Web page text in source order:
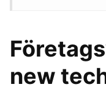
new